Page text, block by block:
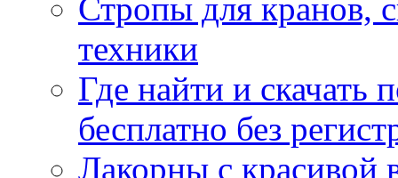
Стропы для кранов,
техники
Где найти и
бесплатно без
Лакорны с красивой